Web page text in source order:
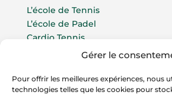
Gérer le
Pour offrir les meilleures expériences, nous
technologies telles que les cookies pour
L’école de Tennis
L’école de Padel
Cardio Tennis
Compétitions par équipes
Compétitions Padel